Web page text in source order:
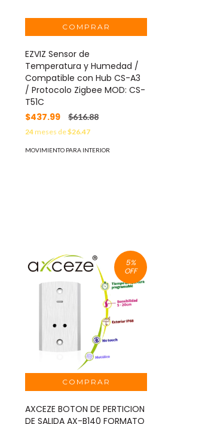
EZVIZ Sensor de
Temperatura y Humedad /
Compatible con Hub CS-A3
/ Protocolo Zigbee MOD: CS-
T51C
$437.99
$616.88
24meses de$26.47
MOVIMIENTO PARA INTERIOR
5%
OFF
AXCEZE BOTON DE PERTICION
DE SALIDA AX-B140 FORMATO